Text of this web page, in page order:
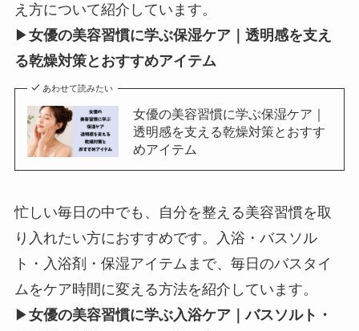
え方について紹介しています。
▶女優の美容習慣に学ぶ保湿ケア｜透明感を支え
る乾燥対策とおすすめアイテム
あわせて読みたい
女優の美容習慣に学ぶ保湿ケア｜
透明感を支える乾燥対策とおすす
めアイテム
忙しい毎日の中でも、自分を整える美容習慣を取
り入れたい方におすすめです。入浴・バスソル
ト・入浴剤・保湿アイテムまで、毎日のバスタイ
ムをケア時間に変える方法を紹介しています。
▶女優の美容習慣に学ぶ入浴ケア｜バスソルト・